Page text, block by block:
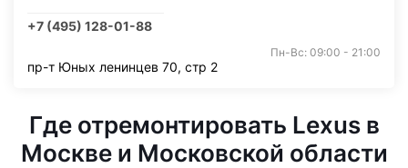
+7 (495) 128-01-88
Пн-Вс: 09:00 - 21:00
пр-т Юных ленинцев 70, стр 2
Где отремонтировать Lexus в
Москве и Московской области